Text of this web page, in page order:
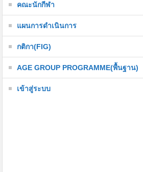
คณะนักกีฬา
แผนการดำเนินการ
กติกา(FIG)
AGE GROUP PROGRAMME(พื้นฐาน)
เข้าสู่ระบบ